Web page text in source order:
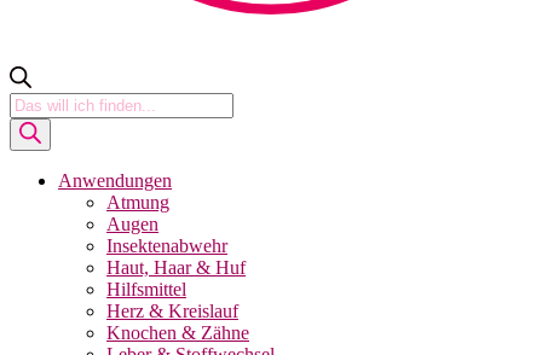
Products
search
Anwendungen
Atmung
Augen
Insektenabwehr
Haut, Haar & Huf
Hilfsmittel
Herz & Kreislauf
Knochen & Zähne